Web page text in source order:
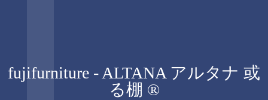
fujifurniture - ALTANA アルタナ 或
る棚 ®︎